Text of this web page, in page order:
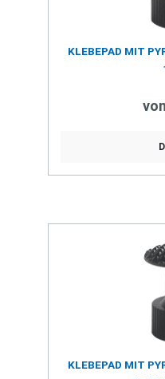
KLEBEPAD MIT
von
KLEBEPAD MIT